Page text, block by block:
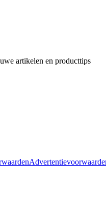
artikelen en producttips